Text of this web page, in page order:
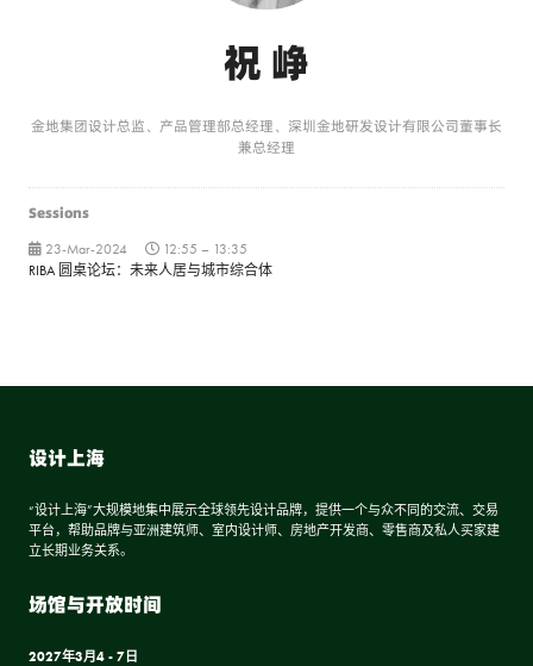
祝 峥
金地集团设计总监、产品管理部总经理、深圳金地研发设计有限公司董事长
兼总经理
Sessions
23-Mar-2024
12:55 – 13:35
RIBA 圆桌论坛：未来人居与城市综合体
设计上海
“设计上海”大规模地集中展示全球领先设计品牌，提供一个与众不同的交流、交易
平台，帮助品牌与亚洲建筑师、室内设计师、房地产开发商、零售商及私人买家建
立长期业务关系。
场馆与开放时间
2027年3月4 - 7日